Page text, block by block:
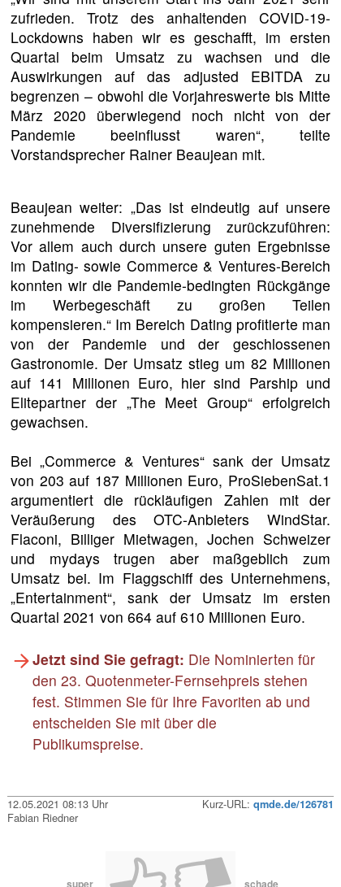
zufrieden. Trotz des anhaltenden COVID-19-
Lockdowns haben wir es geschafft, im ersten
Quartal beim Umsatz zu wachsen und die
Auswirkungen auf das adjusted EBITDA zu
begrenzen – obwohl die Vorjahreswerte bis Mitte
März 2020 überwiegend noch nicht von der
Pandemie beeinflusst waren“, teilte
Vorstandsprecher Rainer Beaujean mit.
Beaujean weiter: „Das ist eindeutig auf unsere
zunehmende Diversifizierung zurückzuführen:
Vor allem auch durch unsere guten Ergebnisse
im Dating- sowie Commerce & Ventures-Bereich
konnten wir die Pandemie-bedingten Rückgänge
im Werbegeschäft zu großen Teilen
kompensieren.“ Im Bereich Dating profitierte man
von der Pandemie und der geschlossenen
Gastronomie. Der Umsatz stieg um 82 Millionen
auf 141 Millionen Euro, hier sind Parship und
Elitepartner der „The Meet Group“ erfolgreich
gewachsen.
Bei „Commerce & Ventures“ sank der Umsatz
von 203 auf 187 Millionen Euro, ProSiebenSat.1
argumentiert die rückläufigen Zahlen mit der
Veräußerung des OTC-Anbieters WindStar.
Flaconi, Billiger Mietwagen, Jochen Schweizer
und mydays trugen aber maßgeblich zum
Umsatz bei. Im Flaggschiff des Unternehmens,
„Entertainment“, sank der Umsatz im ersten
Quartal 2021 von 664 auf 610 Millionen Euro.
Jetzt sind Sie gefragt: Die Nominierten für
den 23. Quotenmeter-Fernsehpreis stehen
fest. Stimmen Sie für Ihre Favoriten ab und
entscheiden Sie mit über die
Publikumspreise.
12.05.2021 08:13 Uhr Kurz-URL: qmde.de/126781
Fabian Riedner
super schade